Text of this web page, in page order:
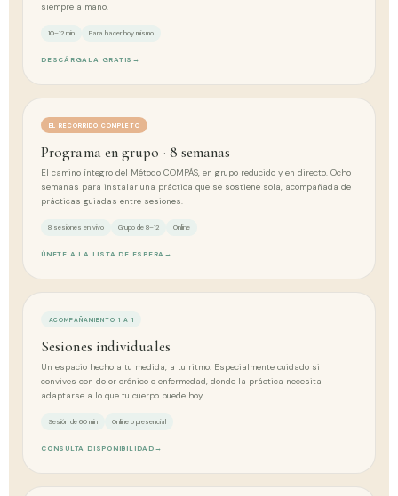
siempre a mano.
10–12 min Para hacer hoy mismo
DESCÁRGALA GRATIS →
EL RECORRIDO COMPLETO
Programa en grupo · 8 semanas
El camino íntegro del Método COMPÁS, en grupo reducido y en directo. Ocho
semanas para instalar una práctica que se sostiene sola, acompañada de
prácticas guiadas entre sesiones.
8 sesiones en vivo Grupo de 8–12 Online
ÚNETE A LA LISTA DE ESPERA →
ACOMPAÑAMIENTO 1 A 1
Sesiones individuales
Un espacio hecho a tu medida, a tu ritmo. Especialmente cuidado si
convives con dolor crónico o enfermedad, donde la práctica necesita
adaptarse a lo que tu cuerpo puede hoy.
Sesión de 60 min Online o presencial
CONSULTA DISPONIBILIDAD →